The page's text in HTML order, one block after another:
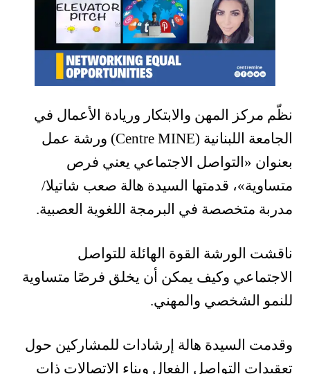
نظّم مركز المهن والابتكار وريادة الأعمال في
الجامعة اللبنانية (Centre MINE) ورشة عمل
بعنوان « التواصل الاجتماعي يعني فرص
متساوية»، قدمتها السيدة هالة صعب شاتيلا/
مدربة متخصصة في البرمجة اللغوية العصبية.
ناقشت الورشة القوة الهائلة للتواصل
الاجتماعي وكيف يمكن أن يخلق فرصًا متساوية
للنمو الشخصي والمهني.
وقدمت السيدة هالة إرشادات للمشاركين حول
تعقيدات التواصل الفعال وبناء الاتصالات ذات